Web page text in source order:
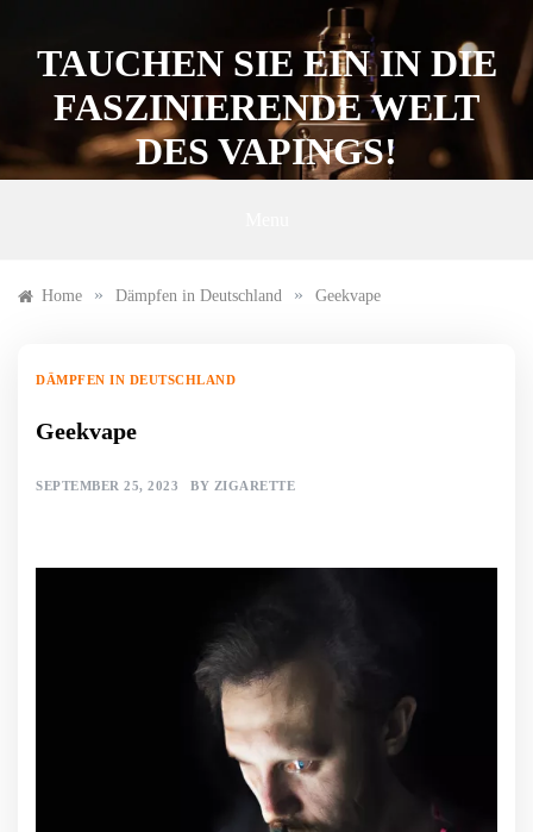
contentTAUCHEN SIE EIN IN DIE
FASZINIERENDE WELT
DES VAPINGS!
Home » Dämpfen in Deutschland » Geekvape
DÄMPFEN IN DEUTSCHLAND
Geekvape
SEPTEMBER 25, 2023 BY ZIGARETTE